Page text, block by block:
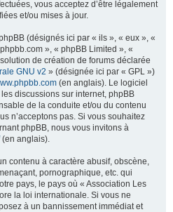
vous acceptez d’être légalement
et/ou mises à jour.
(désignés ici par « ils », « eux », «
», « phpBB Limited », «
de création de forums déclarée
GNU v2 » (désignée ici par « GPL »)
(en anglais). Le logiciel
discussions sur internet, phpBB
de la conduite et/ou du contenu
n’acceptons pas. Si vous souhaitez
phpBB, nous vous invitons à
(en anglais).
contenu à caractère abusif, obscène,
pornographique, etc. qui
pays, le pays où « Association Les
la loi internationale. Si vous ne
à un bannissement immédiat et